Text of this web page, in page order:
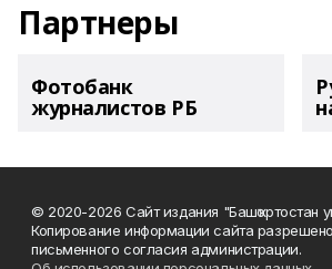
Партнеры
Фотобанк
журналистов РБ
© 2020-2026 Сайт издания "Башҡортостан
Копирование информации сайта
письменного согласия администрации.